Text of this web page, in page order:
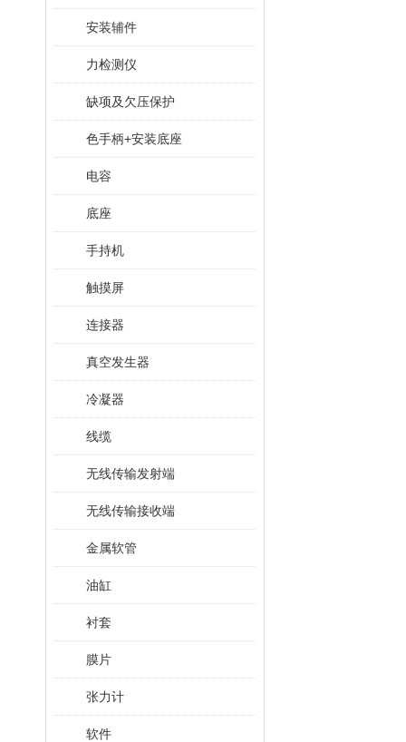
安装辅件
力检测仪
缺项及欠压保护
色手柄+安装底座
电容
底座
手持机
触摸屏
连接器
真空发生器
冷凝器
线缆
无线传输发射端
无线传输接收端
金属软管
油缸
衬套
膜片
张力计
软件